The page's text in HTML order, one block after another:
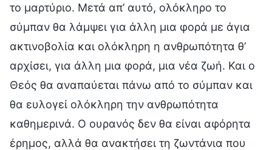
το μαρτύριο. Μετά απ’ αυτό, ολόκληρο το
σύμπαν θα λάμψει για άλλη μια φορά με άγια
ακτινοβολία και ολόκληρη η ανθρωπότητα θ’
αρχίσει, για άλλη μια φορά, μια νέα ζωή. Και ο
Θεός θα αναπαύεται πάνω από το σύμπαν και
θα ευλογεί ολόκληρη την ανθρωπότητα
καθημερινά. Ο ουρανός δεν θα είναι αφόρητα
έρημος, αλλά θα ανακτήσει τη ζωντάνια που